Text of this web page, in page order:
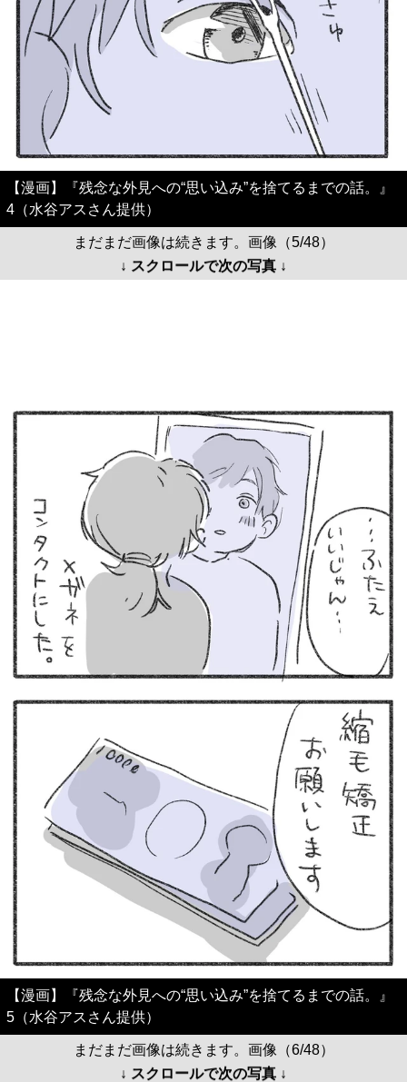
【漫画】『残念な外見への“思い込み”を捨てるまでの話。』
4（水谷アスさん提供）
まだまだ画像は続きます。画像（5/48）
↓ スクロールで次の写真 ↓
【漫画】『残念な外見への“思い込み”を捨てるまでの話。』
5（水谷アスさん提供）
まだまだ画像は続きます。画像（6/48）
↓ スクロールで次の写真 ↓